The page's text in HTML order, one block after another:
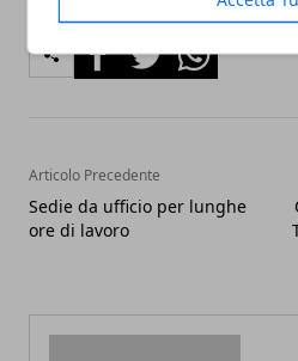
Articolo Precedente
Sedie da ufficio per lunghe
ore di lavoro